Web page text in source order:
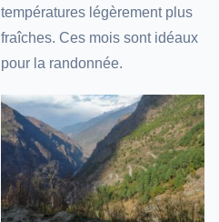
températures légèrement plus
fraîches. Ces mois sont idéaux
pour la randonnée.